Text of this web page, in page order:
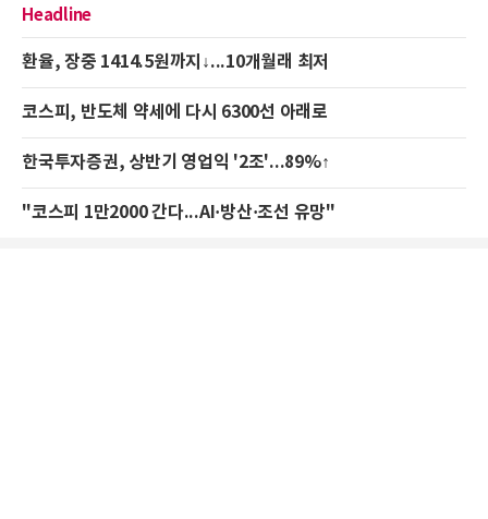
Headline
환율, 장중 1414.5원까지↓...10개월래 최저
코스피, 반도체 약세에 다시 6300선 아래로
한국투자증권, 상반기 영업익 '2조'...89%↑
"코스피 1만2000 간다...AI·방산·조선 유망"